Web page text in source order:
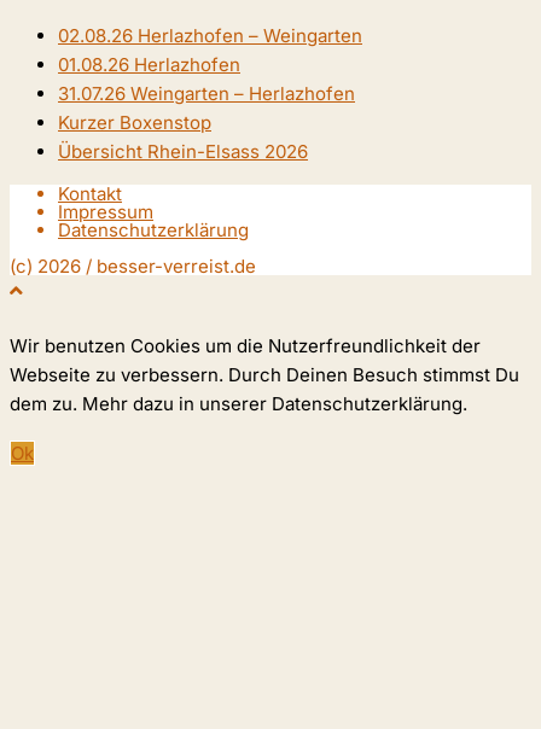
02.08.26 Herlazhofen – Weingarten
01.08.26 Herlazhofen
31.07.26 Weingarten – Herlazhofen
Kurzer Boxenstop
Übersicht Rhein-Elsass 2026
Kontakt
Impressum
Datenschutzerklärung
(c) 2026 / besser-verreist.de
Wir benutzen Cookies um die Nutzerfreundlichkeit der
Webseite zu verbessern. Durch Deinen Besuch stimmst Du
dem zu. Mehr dazu in unserer Datenschutzerklärung.
Ok